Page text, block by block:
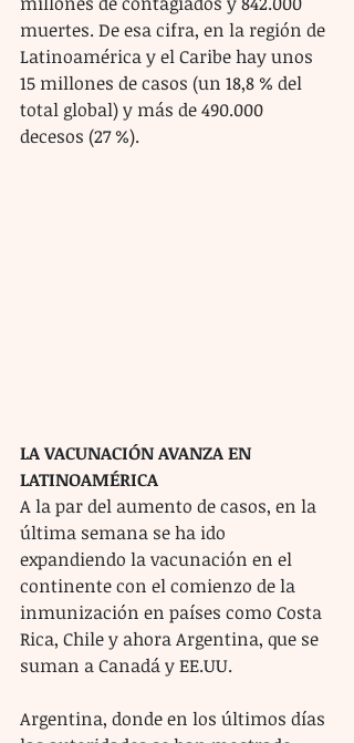
muertes. De esa cifra, en la región de
Latinoamérica y el Caribe hay unos
15 millones de casos (un 18,8 % del
total global) y más de 490.000
decesos (27 %).
LA VACUNACIÓN AVANZA EN
LATINOAMÉRICA
A la par del aumento de casos, en la
última semana se ha ido
expandiendo la vacunación en el
continente con el comienzo de la
inmunización en países como Costa
Rica, Chile y ahora Argentina, que se
suman a Canadá y EE.UU.
Argentina, donde en los últimos días